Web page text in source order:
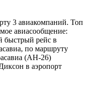
3 авиакомпаний. Топ
авиасообщение:
быстрый рейс в
по маршруту
(АН-26)
в аэропорт